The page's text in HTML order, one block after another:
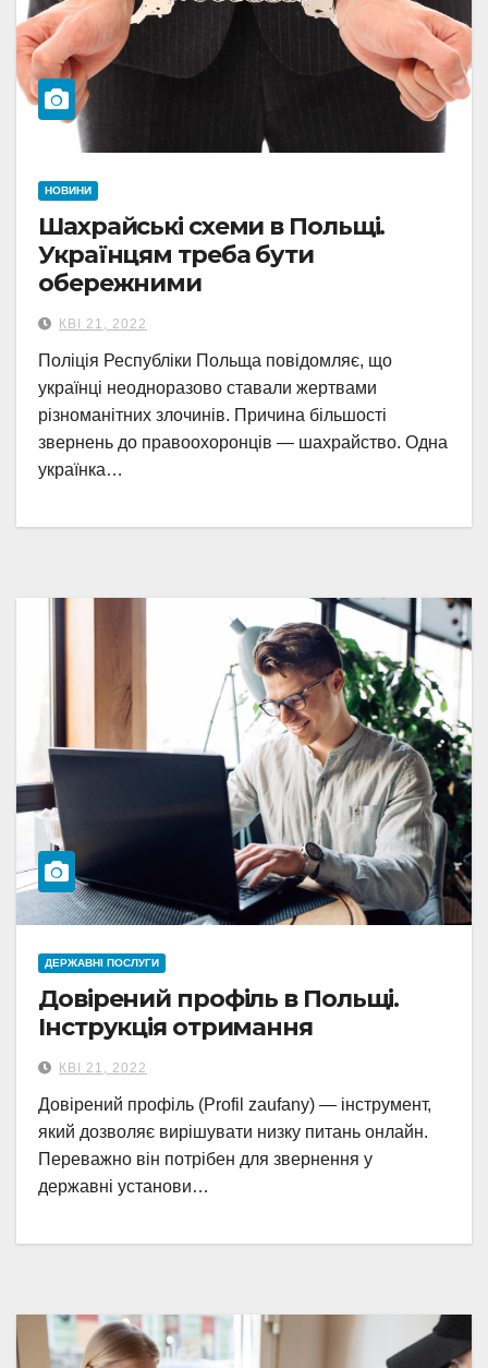
НОВИНИ
Шахрайські схеми в Польщі.
Українцям треба бути
обережними
КВІ 21, 2022
Поліція Республіки Польща повідомляє, що
українці неодноразово ставали жертвами
різноманітних злочинів. Причина більшості
звернень до правоохоронців — шахрайство. Одна
українка…
ДЕРЖАВНІ ПОСЛУГИ
Довірений профіль в Польщі.
Інструкція отримання
КВІ 21, 2022
Довірений профіль (Profil zaufany) — інструмент,
який дозволяє вирішувати низку питань онлайн.
Переважно він потрібен для звернення у
державні установи…